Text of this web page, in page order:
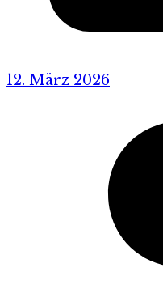
12. März 2026